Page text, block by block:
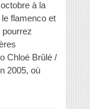
à la
flamenco et
pourrez
Chloé Brûlé /
2005, où